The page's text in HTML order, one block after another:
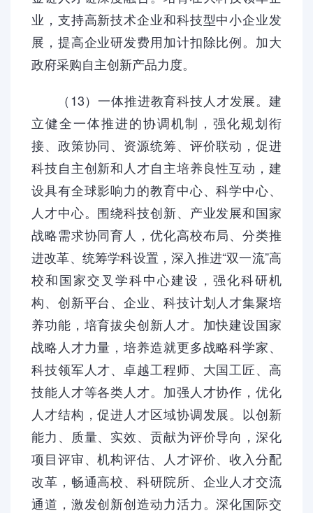
业，支持高新技术企业和科技型中小企业发
展，提高企业研发费用加计扣除比例。加大
政府采购自主创新产品力度。
（13）一体推进教育科技人才发展。建
立健全一体推进的协调机制，强化规划衔
接、政策协同、资源统筹、评价联动，促进
科技自主创新和人才自主培养良性互动，建
设具有全球影响力的教育中心、科学中心、
人才中心。围绕科技创新、产业发展和国家
战略需求协同育人，优化高校布局、分类推
进改革、统筹学科设置，深入推进“双一流”高
校和国家交叉学科中心建设，强化科研机
构、创新平台、企业、科技计划人才集聚培
养功能，培育拔尖创新人才。加快建设国家
战略人才力量，培养造就更多战略科学家、
科技领军人才、卓越工程师、大国工匠、高
技能人才等各类人才。加强人才协作，优化
人才结构，促进人才区域协调发展。以创新
能力、质量、实效、贡献为评价导向，深化
项目评审、机构评估、人才评价、收入分配
改革，畅通高校、科研院所、企业人才交流
通道，激发创新创造动力活力。深化国际交